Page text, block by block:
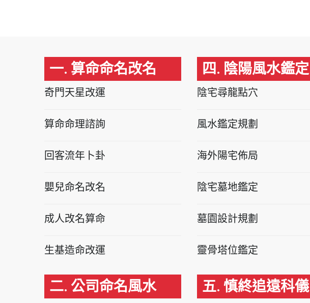
一. 算命命名改名
奇門天星改運
算命命理諮詢
回客流年卜卦
嬰兒命名改名
成人改名算命
生基造命改運
二. 公司命名風水
四. 陰陽風水鑑定
陰宅尋龍點穴
風水鑑定規劃
海外陽宅佈局
陰宅墓地鑑定
墓園設計規劃
靈骨塔位鑑定
五. 慎終追遠科儀